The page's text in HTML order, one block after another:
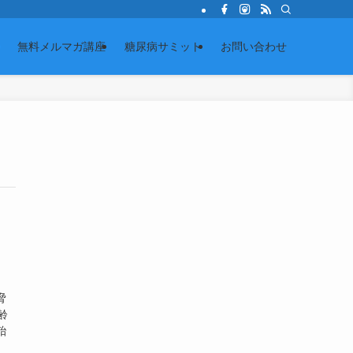
無料メルマガ講座 糖尿病サミット お問い合わせ